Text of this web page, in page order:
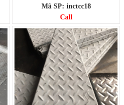
Mã SP: inctcc18
Call